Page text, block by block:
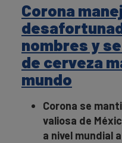
Corona
nombres y
de cerveza
mundo
Corona se
valiosa de
a nivel mundial